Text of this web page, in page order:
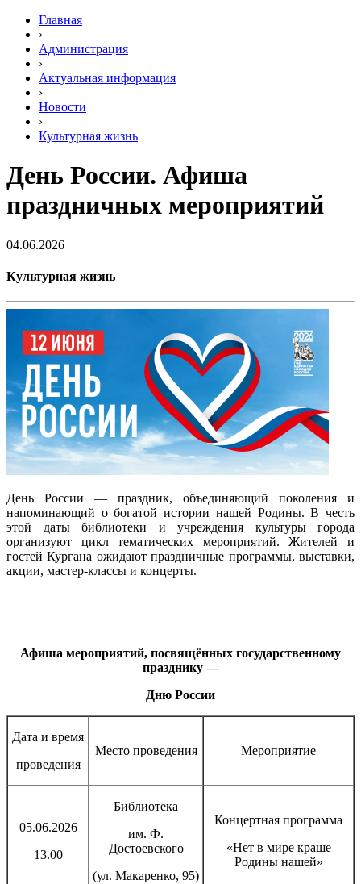
Главная
›
Администрация
›
Актуальная информация
›
Новости
›
Культурная жизнь
День России. Афиша
праздничных мероприятий
04.06.2026
Культурная жизнь
День России — праздник, объединяющий поколения и
напоминающий о богатой истории нашей Родины. В честь
этой даты библиотеки и учреждения культуры города
организуют цикл тематических мероприятий. Жителей и
гостей Кургана ожидают праздничные программы, выставки,
акции, мастер-классы и концерты.
Афиша мероприятий, посвящённых государственному
празднику —
Дню России
Дата и время
проведения
Место проведения Мероприятие
05.06.2026
13.00
Библиотека
им. Ф.
Достоевского
(ул. Макаренко, 95)
Концертная программа
«Нет в мире краше
Родины нашей»